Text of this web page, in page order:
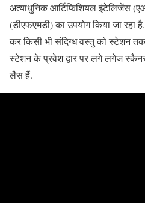
अत्याधुनिक आर्टिफिशियल इंटेलिजेंस
(डीएफएमडी) का उपयोग किया जा रहा
कर किसी भी संदिग्ध वस्तु को स्टेशन
स्टेशन के प्रवेश द्वार पर लगे लगेज
लैस हैं.